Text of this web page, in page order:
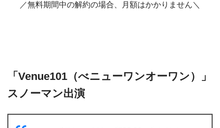
／無料期間中の解約の場合、月額はかかりません＼
「Venue101（べニューワンオーワン）」
スノーマン出演